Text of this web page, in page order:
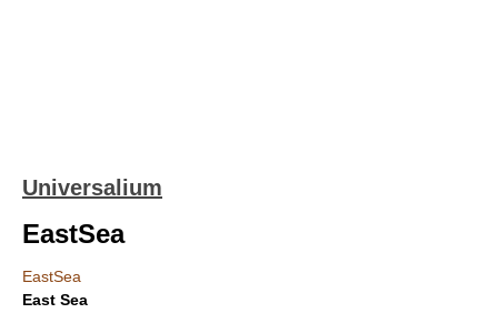
Universalium
EastSea
EastSea
East Sea